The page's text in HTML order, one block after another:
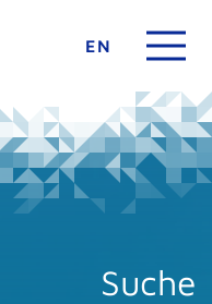
EN
Suche